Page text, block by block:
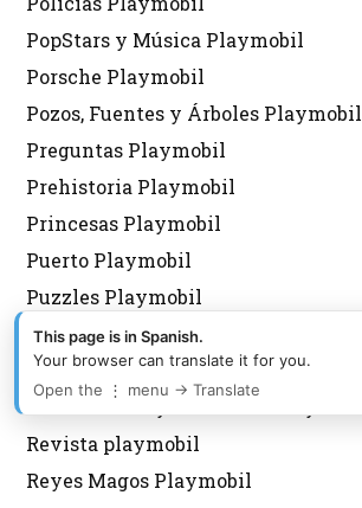
PopStars y Música Playmobil
Porsche Playmobil
Pozos, Fuentes y Árboles Playmobil
Preguntas Playmobil
Prehistoria Playmobil
Princesas Playmobil
Puerto Playmobil
Puzzles Playmobil
Quedadas Playmobil
Recursos playmobil
Restaurantes y Cafeterías Playmobil
Revista playmobil
Reyes Magos Playmobil
This page is in Spanish.
Your browser can translate it for you.
Open the ⋮ menu → Translate